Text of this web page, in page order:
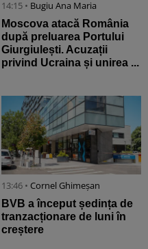
14:15 • Bugiu ⁠Ana Maria
Moscova atacă România
după preluarea Portului
Giurgiulești. Acuzații
privind Ucraina și unirea ...
13:46 • Cornel Ghimeșan
BVB a început ședința de
tranzacționare de luni în
creștere